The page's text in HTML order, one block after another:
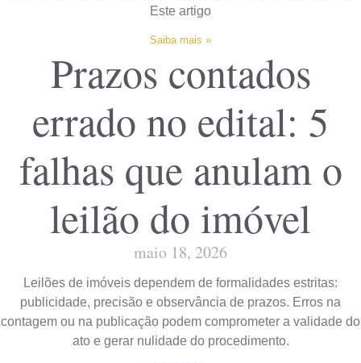
Este artigo
Saiba mais »
Prazos contados
errado no edital: 5
falhas que anulam o
leilão do imóvel
maio 18, 2026
Leilões de imóveis dependem de formalidades estritas:
publicidade, precisão e observância de prazos. Erros na
contagem ou na publicação podem comprometer a validade do
ato e gerar nulidade do procedimento.